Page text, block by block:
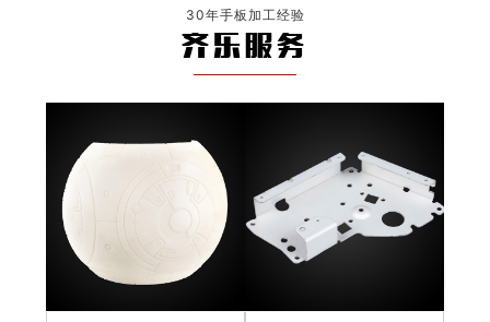
30年手板加工经验
齐乐服务